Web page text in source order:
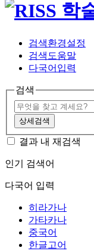
검색환경설정
검색도움말
다국어입력
검색
상세검색
결과 내 재검색
인기 검색어
다국어 입력
히라가나
가타카나
중국어
한글고어